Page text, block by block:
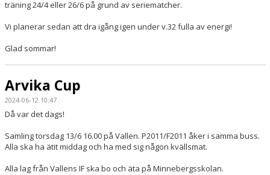
träning 24/4 eller 26/6 på grund av seriematcher.
Vi planerar sedan att dra igång igen under v.32 fulla av energi!
Glad sommar!
Arvika Cup
2024-06-12 10:47
Då var det dags!
Samling torsdag 13/6 16.00 på Vallen. P2011/F2011 åker i samma buss.
Alla ska ha ätit middag och ha med sig någon kvällsmat.
Alla lag från Vallens IF ska bo och äta på Minnebergsskolan.